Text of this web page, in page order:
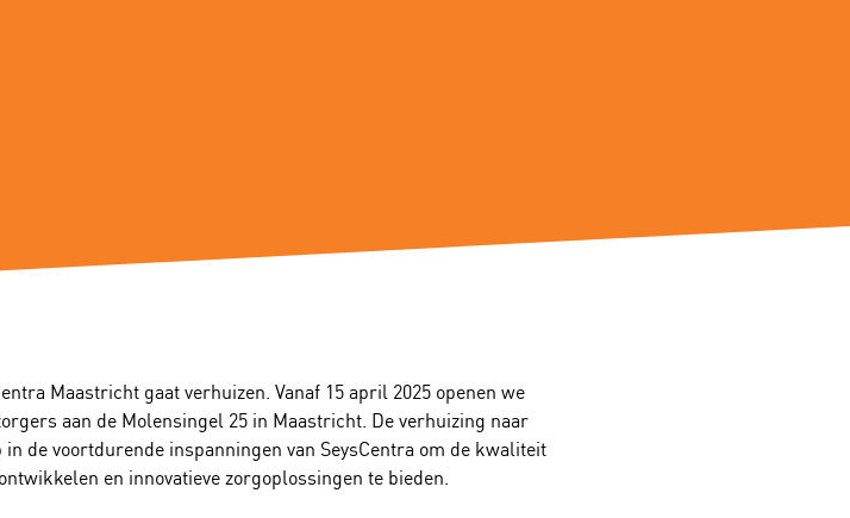
Maastricht gaat verhuizen. Vanaf 15 april 2025 openen we
aan de Molensingel 25 in Maastricht. De verhuizing naar
de voortdurende inspanningen van SeysCentra om de kwaliteit
en innovatieve zorgoplossingen te bieden.